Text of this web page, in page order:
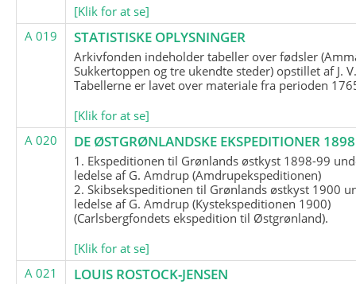
[Klik for at se]
A 019
STATISTISKE OPLYSNINGER
Arkivfonden indeholder tabeller over fødsler
Sukkertoppen og tre ukendte steder) opstillet af J.
Tabellerne er lavet over materiale fra perioden
[Klik for at se]
A 020
DE ØSTGRØNLANDSKE EKSPEDITIONER
1. Ekspeditionen til Grønlands østkyst 1898-99
ledelse af G. Amdrup (Amdrupekspeditionen)
2. Skibsekspeditionen til Grønlands østkyst 1900
ledelse af G. Amdrup (Kystekspeditionen 1900)
(Carlsbergfondets ekspedition til Østgrønland).
[Klik for at se]
A 021
LOUIS ROSTOCK-JENSEN